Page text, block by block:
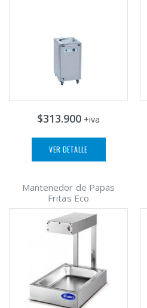
$313.900 +iva
VER DETALLE
Mantenedor de Papas
Fritas Eco